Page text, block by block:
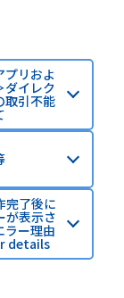
プリおよ
ダイレク
取引不能
完了後に
が表示さ
ラー理由
details